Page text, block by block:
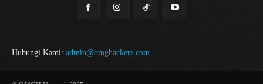
Hubungi Kami: admin@omghackers.com